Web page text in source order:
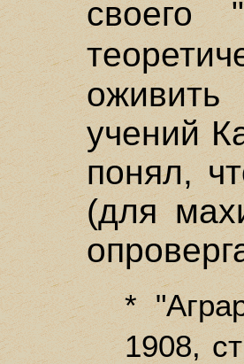
своего
учений
понял,
(для
*
1908,